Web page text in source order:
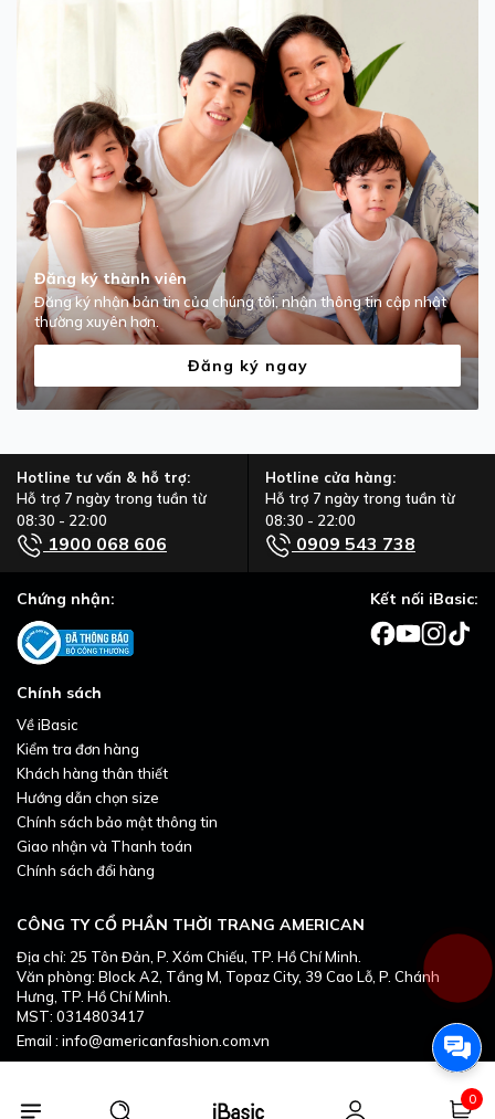
0
Đăng ký thành viên
Đăng ký nhận bản tin của chúng tôi, nhận thông tin cập nhật
thường xuyên hơn.
Đăng ký ngay
Hotline tư vấn & hỗ trợ:
Hỗ trợ 7 ngày trong tuần từ
08:30 - 22:00
1900 068 606
Hotline cửa hàng:
Hỗ trợ 7 ngày trong tuần từ
08:30 - 22:00
0909 543 738
CÔNG TY CỔ PHẦN THỜI TRANG AMERICAN
Địa chỉ: 25 Tôn Đản, P. Xóm Chiếu, TP. Hồ Chí Minh.
Văn phòng: Block A2, Tầng M, Topaz City, 39 Cao Lỗ, P. Chánh
Hưng, TP. Hồ Chí Minh.
MST: 0314803417
Email : info@americanfashion.com.vn
Chính sách
Về iBasic
Kiểm tra đơn hàng
Khách hàng thân thiết
Hướng dẫn chọn size
Chính sách bảo mật thông tin
Giao nhận và Thanh toán
Chính sách đổi hàng
Chứng nhận: Kết nối iBasic: